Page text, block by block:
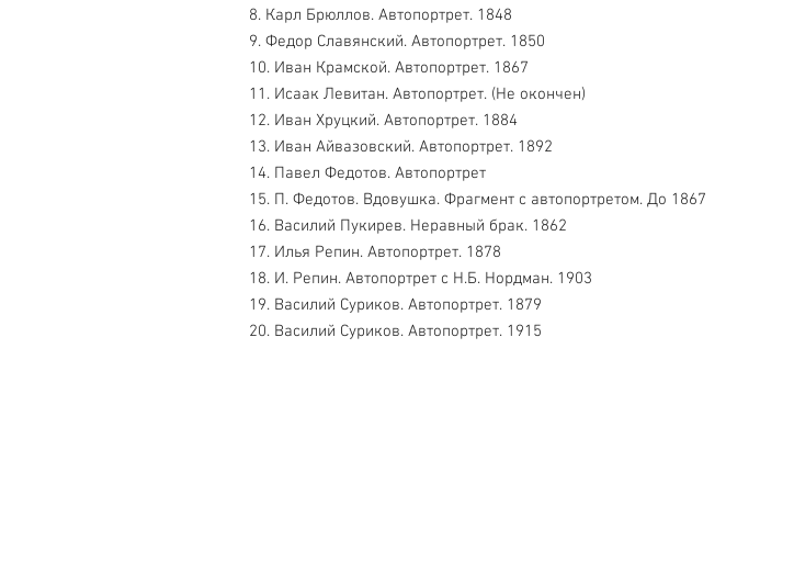
8. Карл Брюллов. Автопортрет. 1848
9. Федор Славянский. Автопортрет. 1850
10. Иван Крамской. Автопортрет. 1867
11. Исаак Левитан. Автопортрет. (Не окончен)
12. Иван Хруцкий. Автопортрет. 1884
13. Иван Айвазовский. Автопортрет. 1892
14. Павел Федотов. Автопортрет
15. П. Федотов. Вдовушка. Фрагмент с автопортретом. До 1867
16. Василий Пукирев. Неравный брак. 1862
17. Илья Репин. Автопортрет. 1878
18. И. Репин. Автопортрет с Н.Б. Нордман. 1903
19. Василий Суриков. Автопортрет. 1879
20. Василий Суриков. Автопортрет. 1915